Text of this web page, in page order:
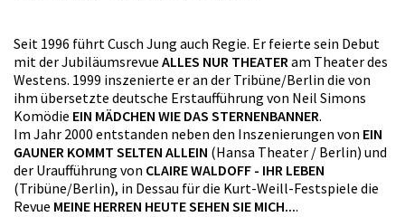
Seit 1996 führt Cusch Jung auch Regie. Er feierte sein Debut
mit der Jubiläumsrevue ALLES NUR THEATERam Theater des
Westens. 1999 inszenierte er an der Tribüne/Berlin die von
ihm übersetzte deutsche Erstaufführung von Neil Simons
Komödie EIN MÄDCHEN WIE DAS STERNENBANNER.
Im Jahr 2000 entstanden neben den Inszenierungen von EIN
GAUNER KOMMT SELTEN ALLEIN (Hansa Theater / Berlin) und
der Uraufführung von CLAIRE WALDOFF - IHR LEBEN
(Tribüne/Berlin), in Dessau für die Kurt-Weill-Festspiele die
Revue MEINE HERREN HEUTE SEHEN SIE MICH....